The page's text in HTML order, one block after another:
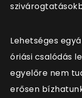
Lehetséges
óriási csalódás
egyelőre nem
erősen